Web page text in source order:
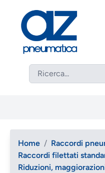
Home / Raccordi
Raccordi filettati
Riduzioni,